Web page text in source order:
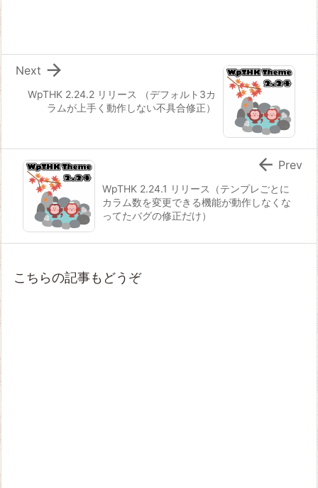
WpTHK 2.24.2 リリース （デフォルト3カ
ラムが上手く動作しない不具合修正）

Next
WpTHK 2.24.1 リリース（テンプレごとに
カラム数を変更できる機能が動作しなくな
ってたバグの修正だけ）
 Prev
こちらの記事もどうぞ